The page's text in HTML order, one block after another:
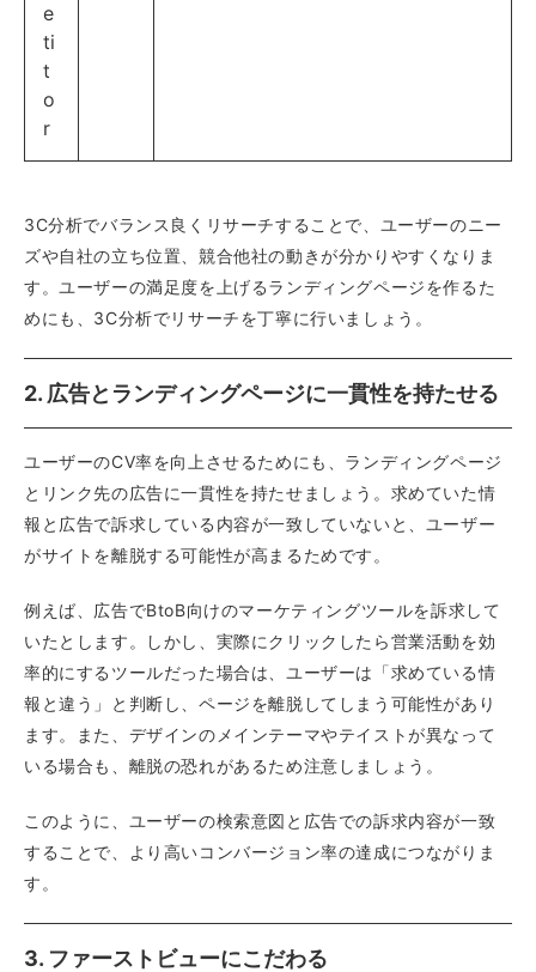
e
ti
t
o
r
3C分析でバランス良くリサーチすることで、ユーザーのニー
ズや自社の立ち位置、競合他社の動きが分かりやすくなりま
す。ユーザーの満足度を上げるランディングページを作るた
めにも、3C分析でリサーチを丁寧に行いましょう。
2. 広告とランディングページに一貫性を持たせる
ユーザーのCV率を向上させるためにも、ランディングページ
とリンク先の広告に一貫性を持たせましょう。求めていた情
報と広告で訴求している内容が一致していないと、ユーザー
がサイトを離脱する可能性が高まるためです。
例えば、広告でBtoB向けのマーケティングツールを訴求して
いたとします。しかし、実際にクリックしたら営業活動を効
率的にするツールだった場合は、ユーザーは「求めている情
報と違う」と判断し、ページを離脱してしまう可能性があり
ます。また、デザインのメインテーマやテイストが異なって
いる場合も、離脱の恐れがあるため注意しましょう。
このように、ユーザーの検索意図と広告での訴求内容が一致
することで、より高いコンバージョン率の達成につながりま
す。
3. ファーストビューにこだわる